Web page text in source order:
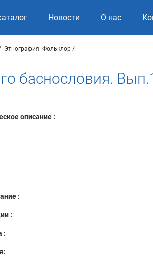
Новости О нас
Этнография. Фольклор
баснословия.
описание :
:
:
: